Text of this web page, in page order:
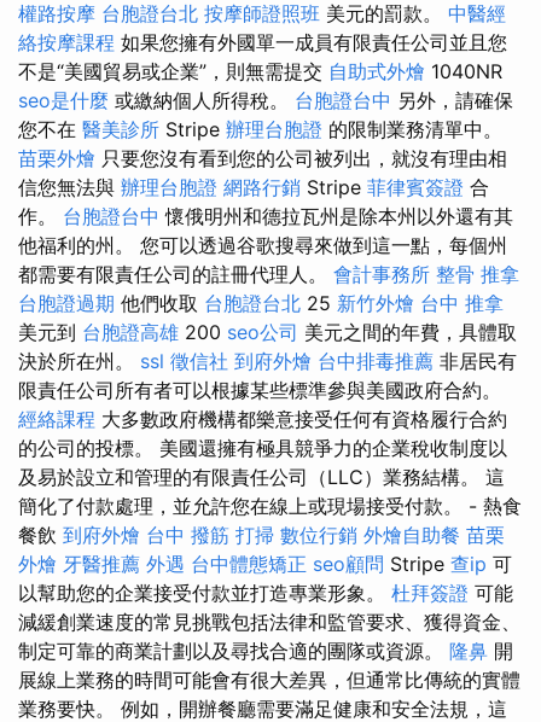
權路按摩 台胞證台北 按摩師證照班 美元的罰款。 中醫經
絡按摩課程 如果您擁有外國單一成員有限責任公司並且您
不是“美國貿易或企業”，則無需提交 自助式外燴 1040NR
seo是什麼 或繳納個人所得稅。 台胞證台中 另外，請確保
您不在 醫美診所 Stripe 辦理台胞證 的限制業務清單中。
苗栗外燴 只要您沒有看到您的公司被列出，就沒有理由相
信您無法與 辦理台胞證 網路行銷 Stripe 菲律賓簽證 合
作。 台胞證台中 懷俄明州和德拉瓦州是除本州以外還有其
他福利的州。 您可以透過谷歌搜尋來做到這一點，每個州
都需要有限責任公司的註冊代理人。 會計事務所 整骨 推拿
台胞證過期 他們收取 台胞證台北 25 新竹外燴 台中 推拿
美元到 台胞證高雄 200 seo公司 美元之間的年費，具體取
決於所在州。 ssl 徵信社 到府外燴 台中排毒推薦 非居民有
限責任公司所有者可以根據某些標準參與美國政府合約。
經絡課程 大多數政府機構都樂意接受任何有資格履行合約
的公司的投標。 美國還擁有極具競爭力的企業稅收制度以
及易於設立和管理的有限責任公司（LLC）業務結構。 這
簡化了付款處理，並允許您在線上或現場接受付款。 - 熱食
餐飲 到府外燴 台中 撥筋 打掃 數位行銷 外燴自助餐 苗栗
外燴 牙醫推薦 外遇 台中體態矯正 seo顧問 Stripe 查ip 可
以幫助您的企業接受付款並打造專業形象。 杜拜簽證 可能
減緩創業速度的常見挑戰包括法律和監管要求、獲得資金、
制定可靠的商業計劃以及尋找合適的團隊或資源。 隆鼻 開
展線上業務的時間可能會有很大差異，但通常比傳統的實體
業務要快。 例如，開辦餐廳需要滿足健康和安全法規，這